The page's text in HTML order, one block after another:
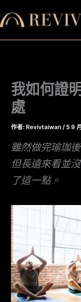
至
主
要
我如何證
處
作者: Revivtaiwan/ 5 9
雖然做完瑜珈
但長遠來看並
了這一點。